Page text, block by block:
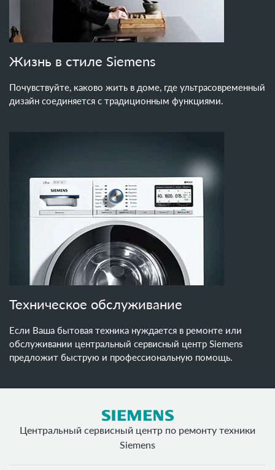
Жизнь в стиле Siemens
Почувствуйте, каково жить в доме, где ультрасовременный
дизайн соединяется с традиционным функциями.
Техническое обслуживание
Если Ваша бытовая техника нуждается в ремонте или
обслуживании центральный сервисный центр Siemens
предложит быструю и профессиональную помощь.
Центральный сервисный центр по ремонту техники
Siemens